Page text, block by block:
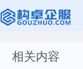
相关内容